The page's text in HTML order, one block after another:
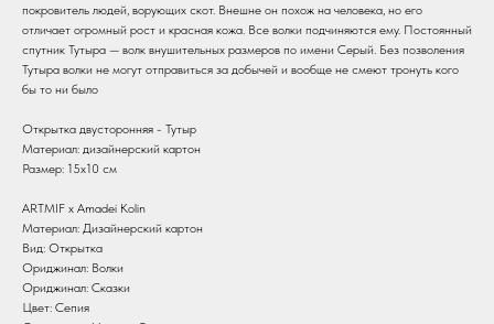
покровитель людей, ворующих скот. Внешне он похож на человека, но его
отличает огромный рост и красная кожа. Все волки подчиняются ему. Постоянный
спутник Тутыра — волк внушительных размеров по имени Серый. Без позволения
Тутыра волки не могут отправиться за добычей и вообще не смеют тронуть кого
бы то ни было
Открытка двусторонняя - Тутыр
Материал: дизайнерский картон
Размер: 15х10 см
ARTMIF х Amadei Kolin
Материал: Дизайнерский картон
Вид: Открытка
Ориджинал: Волки
Ориджинал: Сказки
Цвет: Сепия